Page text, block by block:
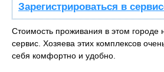
Зарегистрироваться в
Стоимость проживания в этом городе
сервис. Хозяева этих комплексов
себя комфортно и удобно.